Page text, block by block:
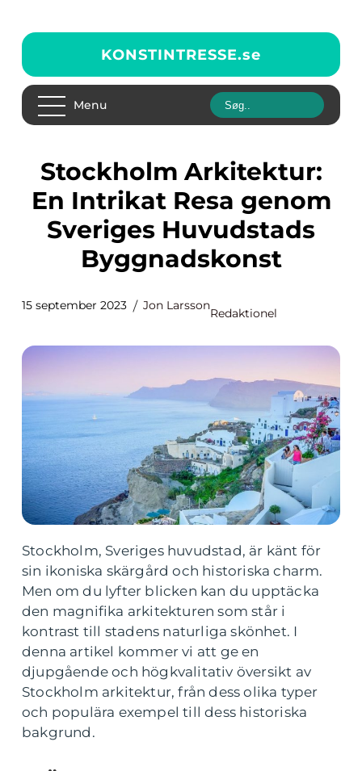
KONSTINTRESSE.se
Menu
Stockholm Arkitektur:
En Intrikat Resa genom
Sveriges Huvudstads
Byggnadskonst
15 september 2023 Jon Larsson
Redaktionel
Stockholm, Sveriges huvudstad, är känt för
sin ikoniska skärgård och historiska charm.
Men om du lyfter blicken kan du upptäcka
den magnifika arkitekturen som står i
kontrast till stadens naturliga skönhet. I
denna artikel kommer vi att ge en
djupgående och högkvalitativ översikt av
Stockholm arkitektur, från dess olika typer
och populära exempel till dess historiska
bakgrund.